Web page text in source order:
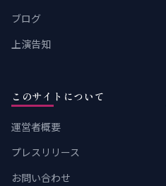
ブログ
上演告知
このサイトについて
運営者概要
プレスリリース
お問い合わせ